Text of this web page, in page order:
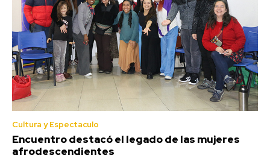
Cultura y Espectaculo
Encuentro destacó el legado de las mujeres
afrodescendientes